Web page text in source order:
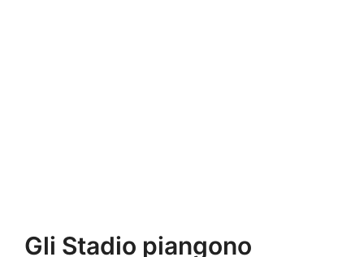
Gli Stadio piangono